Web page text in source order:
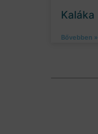
Kaláka
Bővebben »